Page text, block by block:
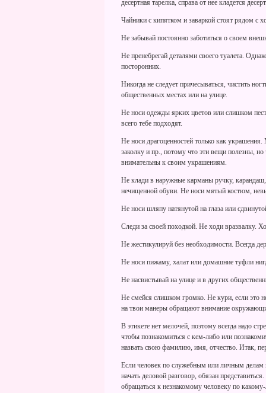
десертная тарелка, справа от нее кладется
Чайники с кипятком и заваркой стоят рядом с
Не забывай постоянно заботиться о своем
Не пренебрегай деталями своего туалета.
посторонних.
Никогда не следует причесываться, чистить
общественных местах или на улице.
Не носи одежды ярких цветов или слишком
всего тебе подходят.
Не носи драгоценностей только как
заколку и пр., потому что эти вещи полезны,
внимательны к своим украшениям.
Не клади в наружные карманы ручку,
нечищенной обуви. Не носи мятый костюм,
Не носи шляпу натянутой на глаза или
Следи за своей походкой. Не ходи вразвалку.
Не жестикулируй без необходимости. Всегда
Не носи пижаму, халат или домашние туфли
Не насвистывай на улице и в других
Не смейся слишком громко. Не кури, если это
на твои манеры обращают внимание
В этикете нет мелочей, поэтому всегда надо
чтобы познакомиться с кем-либо или
назвать свою фамилию, имя, отчество. Итак,
Если человек по служебным или личным делам
начать деловой разговор, обязан
обращаться к незнакомому человеку по